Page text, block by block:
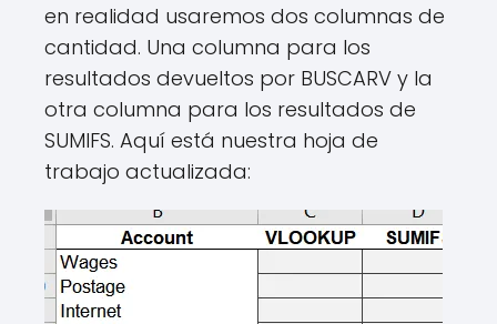
en realidad usaremos dos columnas de
cantidad. Una columna para los
resultados devueltos por BUSCARV y la
otra columna para los resultados de
SUMIFS. Aquí está nuestra hoja de
trabajo actualizada: